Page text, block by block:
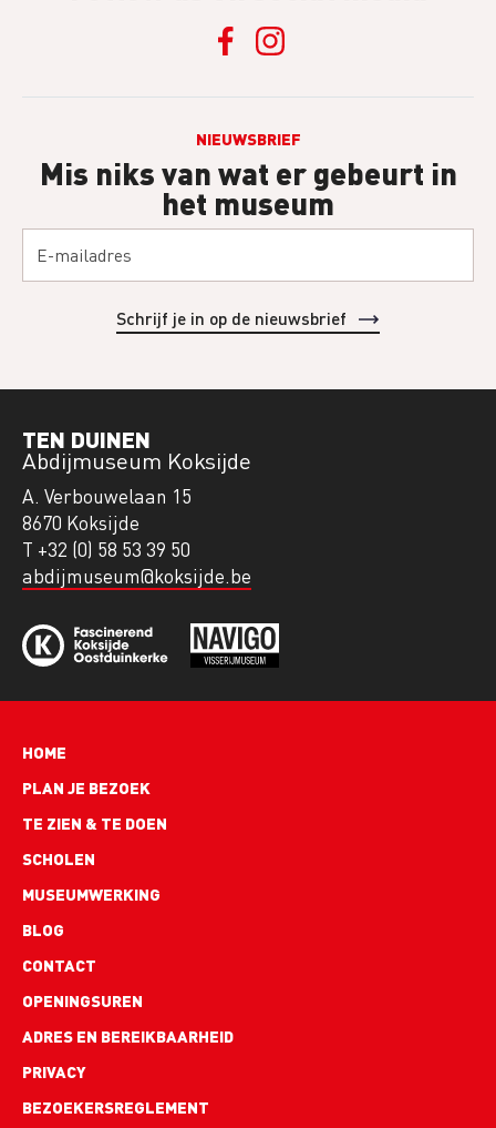
NIEUWSBRIEF
Mis niks van wat er gebeurt in
het museum
TEN DUINEN
Abdijmuseum Koksijde
A. Verbouwelaan 15
8670 Koksijde
T +32 (0) 58 53 39 50
abdijmuseum@koksijde.be
Hoofdnavigatie
HOME
PLAN JE BEZOEK
TE ZIEN & TE DOEN
SCHOLEN
MUSEUMWERKING
BLOG
Footer
links
CONTACT
OPENINGSUREN
ADRES EN BEREIKBAARHEID
PRIVACY
BEZOEKERSREGLEMENT